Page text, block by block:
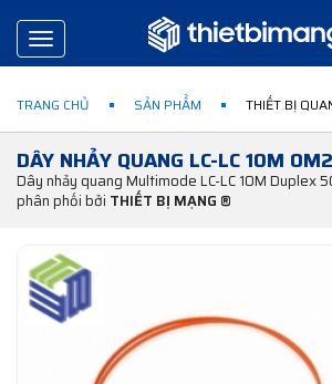
Toggle
navigation
TRANG CHỦ SẢN PHẨM THIẾT BỊ
DÂY NHẢY QUANG LC-LC 10M OM2
Dây nhảy quang Multimode LC-LC 10M Duplex
phân phối bởi THIẾT BỊ MẠNG ®